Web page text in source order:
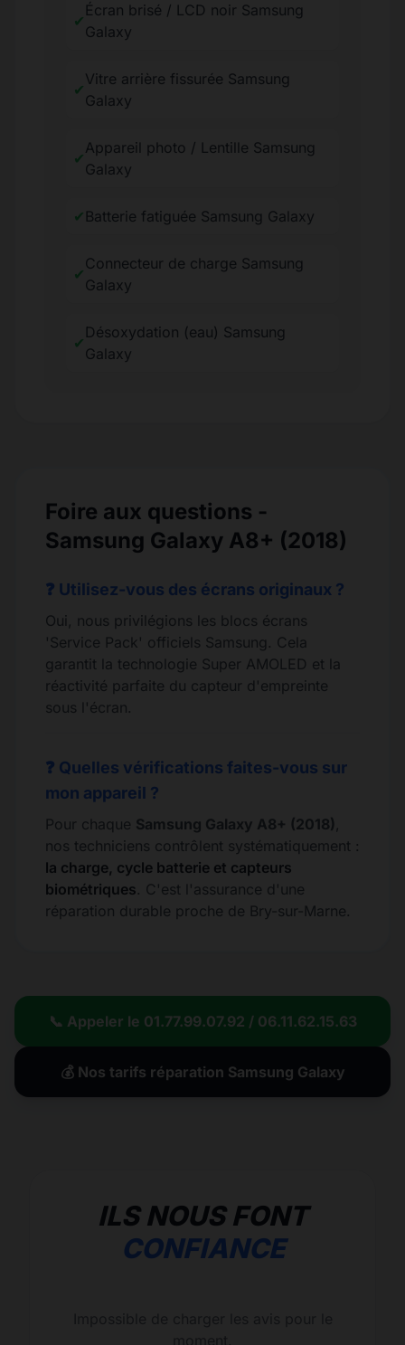
✔
Écran brisé / LCD noir Samsung
Galaxy
✔
Vitre arrière fissurée Samsung
Galaxy
✔
Appareil photo / Lentille Samsung
Galaxy
✔ Batterie fatiguée Samsung Galaxy
✔
Connecteur de charge Samsung
Galaxy
✔
Désoxydation (eau) Samsung
Galaxy
Foire aux questions -
Samsung Galaxy A8+ (2018)
❓ Utilisez-vous des écrans originaux ?
Oui, nous privilégions les blocs écrans
'Service Pack' officiels Samsung. Cela
garantit la technologie Super AMOLED et la
réactivité parfaite du capteur d'empreinte
sous l'écran.
❓ Quelles vérifications faites-vous sur
mon appareil ?
Pour chaque Samsung Galaxy A8+ (2018) ,
nos techniciens contrôlent systématiquement :
la charge, cycle batterie et capteurs
biométriques. C'est l'assurance d'une
réparation durable proche de Bry-sur-Marne.
📞 Appeler le 01.77.99.07.92 / 06.11.62.15.63
💰 Nos tarifs réparation Samsung Galaxy
ILS NOUS FONT
CONFIANCE